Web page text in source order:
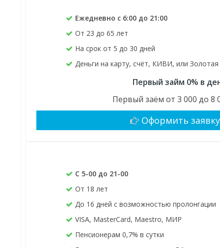
Ежедневно с 6:00 до 21:00
От 23 до 65 лет
На срок от 5 до 30 дней
Деньги на карту, счёт, КИВИ, или
Первый займ 0% в
Первый заём от 3 000 до 8
Оформить заявку
С 5-00 до 21-00
От 18 лет
До 16 дней с возможностью пролонгации
VISA, MasterCard, Maestro, МИР
Пенсионерам 0,7% в сутки